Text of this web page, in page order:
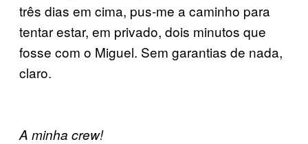
três dias em cima, pus-me a caminho para
tentar estar, em privado, dois minutos que
fosse com o Miguel. Sem garantias de nada,
claro.
A minha crew!